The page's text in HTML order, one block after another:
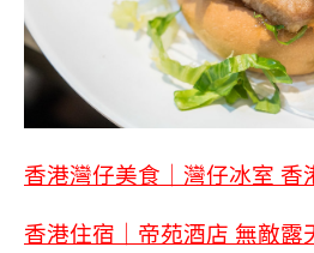
香港灣仔美食｜灣仔冰室 香
香港住宿｜帝苑酒店 無敵露